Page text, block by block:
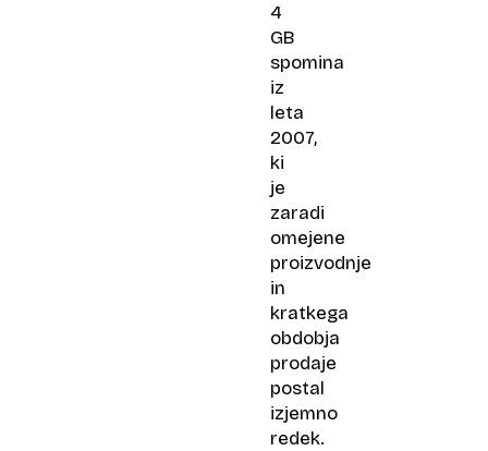
4
GB
spomina
iz
leta
2007,
ki
je
zaradi
omejene
proizvodnje
in
kratkega
obdobja
prodaje
postal
izjemno
redek.